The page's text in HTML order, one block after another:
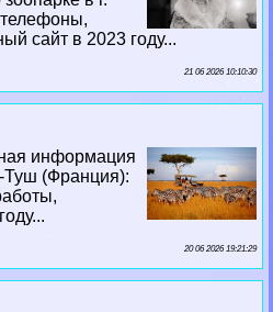
сайт в 2023 году...
21 06 2026 10:10:30
информация
Туш (Франция):
20 06 2026 19:21:29